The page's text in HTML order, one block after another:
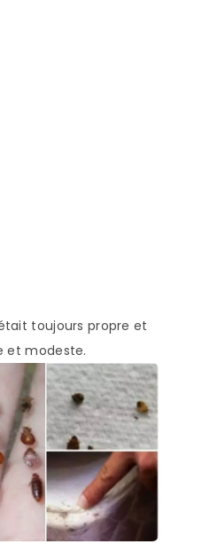
toujours propre et
et modeste.